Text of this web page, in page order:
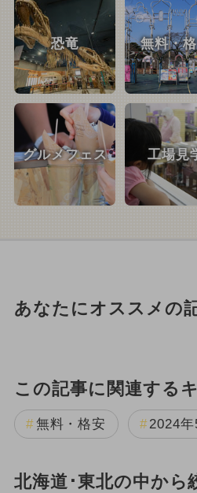
恐竜 無料・
グルメフェス 工場見
あなたにオススメの
この記事に関連する
無料・格安 2024
北海道･東北の中から